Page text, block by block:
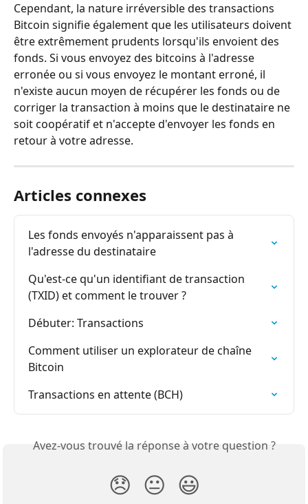
Cependant, la nature irréversible des transactions
Bitcoin signifie également que les utilisateurs doivent
être extrêmement prudents lorsqu'ils envoient des
fonds. Si vous envoyez des bitcoins à l'adresse
erronée ou si vous envoyez le montant erroné, il
n'existe aucun moyen de récupérer les fonds ou de
corriger la transaction à moins que le destinataire ne
soit coopératif et n'accepte d'envoyer les fonds en
retour à votre adresse.
Articles connexes
Les fonds envoyés n'apparaissent pas à
l'adresse du destinataire
Qu'est-ce qu'un identifiant de transaction
(TXID) et comment le trouver ?
Débuter: Transactions
Comment utiliser un explorateur de chaîne
Bitcoin
Transactions en attente (BCH)
Avez-vous trouvé la réponse à votre question ?
😞 😐 😃